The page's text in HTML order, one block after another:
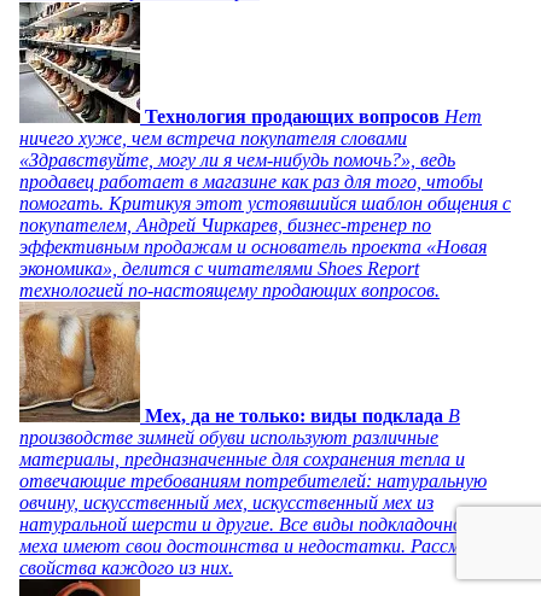
Технология продающих вопросов Нет
ничего хуже, чем встреча покупателя словами
«Здравствуйте, могу ли я чем-нибудь помочь?», ведь
продавец работает в магазине как раз для того, чтобы
помогать. Критикуя этот устоявшийся шаблон общения с
покупателем, Андрей Чиркарев, бизнес-тренер по
эффективным продажам и основатель проекта «Новая
экономика», делится с читателями Shoes Report
технологией по-настоящему продающих вопросов.
Мех, да не только: виды подклада В
производстве зимней обуви используют различные
материалы, предназначенные для сохранения тепла и
отвечающие требованиям потребителей: натуральную
овчину, искусственный мех, искусственный мех из
натуральной шерсти и другие. Все виды подкладочного
меха имеют свои достоинства и недостатки. Рассмотрим
свойства каждого из них.